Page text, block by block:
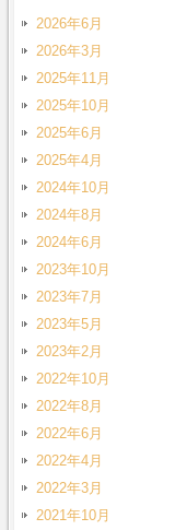
2026年6月
2026年3月
2025年11月
2025年10月
2025年6月
2025年4月
2024年10月
2024年8月
2024年6月
2023年10月
2023年7月
2023年5月
2023年2月
2022年10月
2022年8月
2022年6月
2022年4月
2022年3月
2021年10月